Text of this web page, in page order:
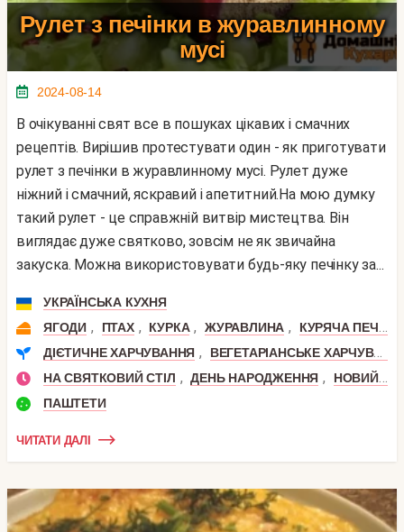
Рулет з печінки в журавлинному
мусі
2024-08-14
В очікуванні свят все в пошуках цікавих і смачних
рецептів. Вирішив протестувати один - як приготувати
рулет з печінки в журавлинному мусі. Рулет дуже
ніжний і смачний, яскравий і апетитний.На мою думку
такий рулет - це справжній витвір мистецтва. Він
виглядає дуже святково, зовсім не як звичайна
закуска. Можна використовувати будь-яку печінку за...
УКРАЇНСЬКА КУХНЯ
ЯГОДИ , ПТАХ , КУРКА , ЖУРАВЛИНА ,
КУРЯЧА ПЕЧІНКА
ДІЄТИЧНЕ ХАРЧУВАННЯ ,
ВЕГЕТАРІАНСЬКЕ ХАРЧУВАННЯ
НА СВЯТКОВИЙ СТІЛ , ДЕНЬ НАРОДЖЕННЯ ,
НОВИЙ РІК
ПАШТЕТИ
ЧИТАТИ ДАЛІ